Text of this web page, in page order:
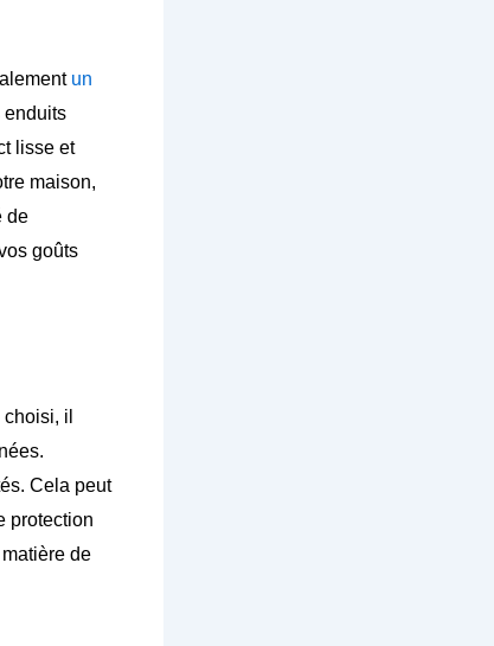
un
enduits
lisse et
maison,
de
goûts
il
Cela peut
protection
de